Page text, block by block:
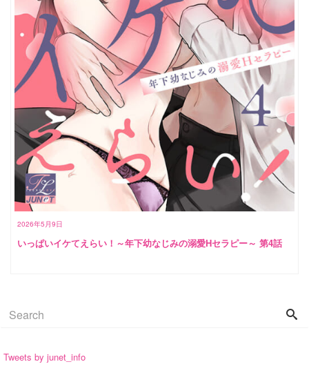
2026年5月9日
いっぱいイケてえらい！～年下幼なじみの溺愛Hセラピー～ 第4話
Tweets by junet_info